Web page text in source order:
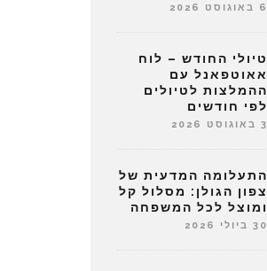
6 באוגוסט 2026
טיולי החודש – לוח
אאוטפאנל עם
ההמלצות לטיולים
לפי חודשים
3 באוגוסט 2026
התעלומה המדעית של
צפון הגולן: מסלול קל
ומוצל לכל המשפחה
30 ביולי 2026